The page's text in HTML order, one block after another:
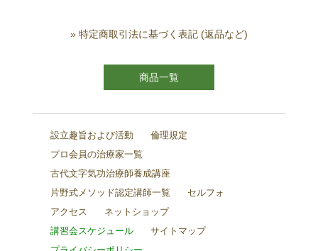
» 特定商取引法に基づく表記 (返品など)
商品一覧
設立趣旨および活動
倫理規定
プロ会員の治療家一覧
古代文字気功治療師養成講座
片野式メソッド認定講師一覧
セルフォ
アクセス
ネットショップ
講習会スケジュール
サイトマップ